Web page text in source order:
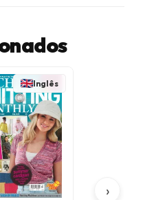
Inglês
›